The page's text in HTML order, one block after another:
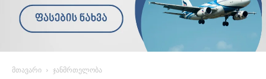
მთავარი ჯანმრთელობა